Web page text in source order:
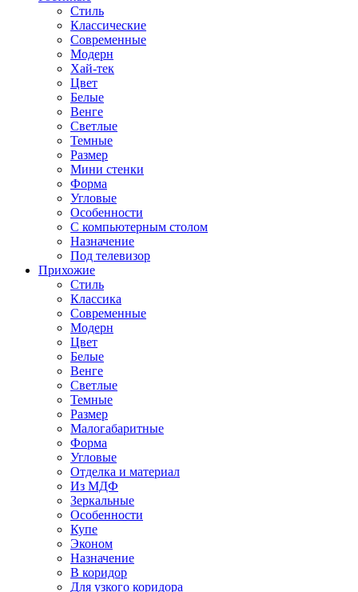
Стиль
Классические
Современные
Модерн
Хай-тек
Цвет
Белые
Венге
Светлые
Темные
Размер
Мини стенки
Форма
Угловые
Особенности
С компьютерным столом
Назначение
Под телевизор
Прихожие
Стиль
Классика
Современные
Модерн
Цвет
Белые
Венге
Светлые
Темные
Размер
Малогабаритные
Форма
Угловые
Отделка и материал
Из МДФ
Зеркальные
Особенности
Купе
Эконом
Назначение
В коридор
Для узкого коридора